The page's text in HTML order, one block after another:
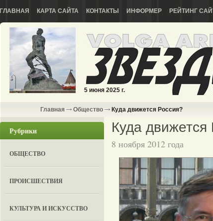
ГЛАВНАЯ КАРТА САЙТА КОНТАКТЫ ИНФОРМЕР РЕЙТИНГ
5 июня 2025 г.
Главная Общество Куда движется Россия?
Рубрики
ОБЩЕСТВО
ПРОИСШЕСТВИЯ
КУЛЬТУРА И ИСКУССТВО
Куда движется
8 ноября 2012 года